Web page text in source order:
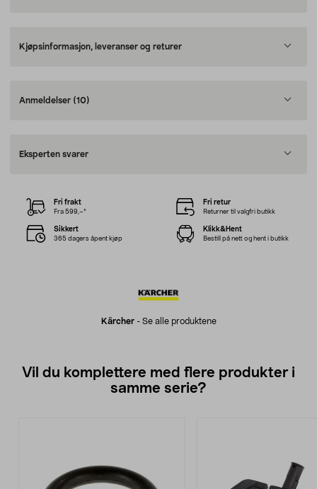
Kjøpsinformasjon, leveranser og returer
Anmeldelser (10)
Eksperten svarer
Kärcher- Se alle produktene
Fri frakt
Fra 599,–*
Fri retur
Returner til valgfri butikk
Sikkert
365 dagers åpent kjøp
Klikk&Hent
Bestill på nett og hent i butikk
Vil du komplettere med flere produkter i
samme serie?